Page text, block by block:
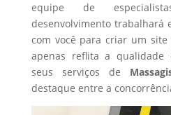
equipe de
desenvolvimento trabalhará
com você para criar um
apenas reflita a qualidade
seus serviços de
destaque entre a